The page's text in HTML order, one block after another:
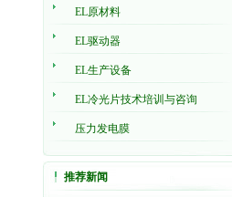
EL原材料
EL驱动器
EL生产设备
EL冷光片技术培训与咨询
压力发电膜
推荐新闻